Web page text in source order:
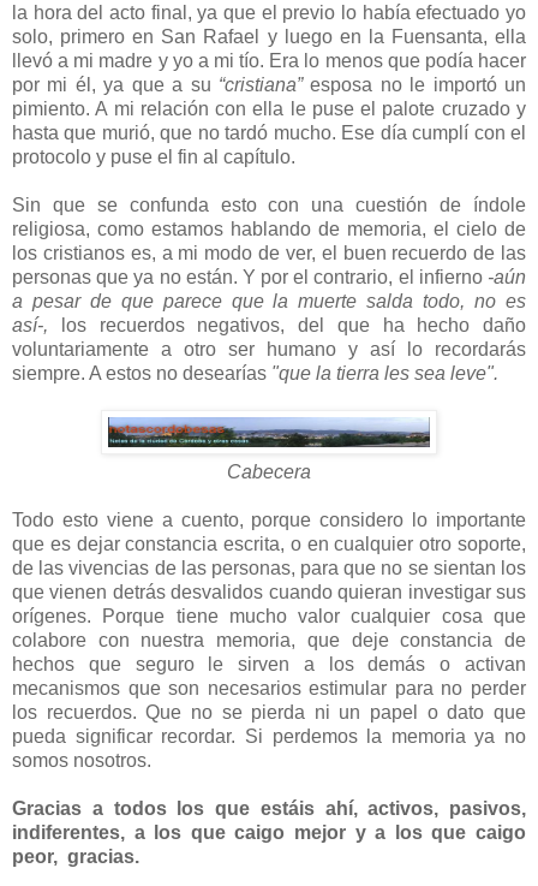
la hora del acto final, ya que el previo lo había efectuado yo
solo, primero en San Rafael y luego en la Fuensanta, ella
llevó a mi madre y yo a mi tío. Era lo menos que podía hacer
por mi él, ya que a su “cristiana”esposa no le importó un
pimiento. A mi relación con ella le puse el palote cruzado y
hasta que murió, que no tardó mucho. Ese día cumplí con el
protocolo y puse el fin al capítulo.
Sin que se confunda esto con una cuestión de índole
religiosa, como estamos hablando de memoria, el cielo de
los cristianos es, a mi modo de ver, el buen recuerdo de las
personas que ya no están. Y por el contrario, el infierno -aún
a pesar de que parece que la muerte salda todo, no es
así-, los recuerdos negativos, del que ha hecho daño
voluntariamente a otro ser humano y así lo recordarás
siempre. A estos no desearías "que la tierra les sea leve".
Cabecera
Todo esto viene a cuento, porque considero lo importante
que es dejar constancia escrita, o en cualquier otro soporte,
de las vivencias de las personas, para que no se sientan los
que vienen detrás desvalidos cuando quieran investigar sus
orígenes. Porque tiene mucho valor cualquier cosa que
colabore con nuestra memoria, que deje constancia de
hechos que seguro le sirven a los demás o activan
mecanismos que son necesarios estimular para no perder
los recuerdos. Que no se pierda ni un papel o dato que
pueda significar recordar. Si perdemos la memoria ya no
somos nosotros.
Gracias a todos los que estáis ahí, activos, pasivos,
indiferentes, a los que caigo mejor y a los que caigo
peor, gracias.